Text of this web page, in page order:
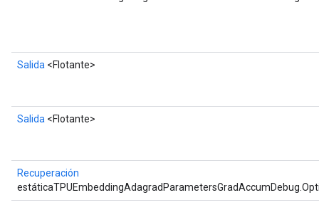
Salida <Flotante>
Salida <Flotante>
Recuperación